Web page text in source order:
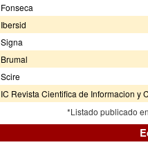
Fonseca
Ibersid
Signa
Brumal
Scire
IC Revista Cientifica de Informacion y
*Listado publicado